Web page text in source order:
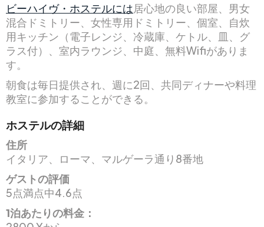
ビーハイヴ・ホステルには居心地の良い部屋、男女
混合ドミトリー、女性専用ドミトリー、個室、自炊
用キッチン（電子レンジ、冷蔵庫、ケトル、皿、グ
ラス付）、室内ラウンジ、中庭、無料Wifiがありま
す。
朝食は毎日提供され、週に2回、共同ディナーや料理
教室に参加することができる。
ホステルの詳細
住所
イタリア、ローマ、マルゲーラ通り8番地
ゲストの評価
5点満点中4.6点
1泊あたりの料金：